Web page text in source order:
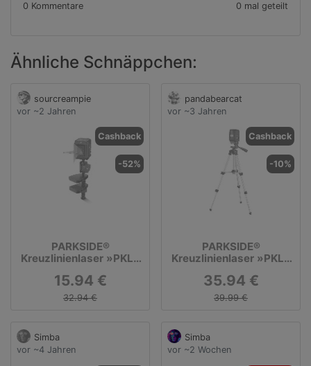
0 Kommentare 0 mal geteilt
Ähnliche Schnäppchen:
sourcreampie
vor ~2 Jahren
Cashback
-52%
PARKSIDE®
Kreuzlinienlaser »PKLL
15.94 €
32.94 €
pandabearcat
vor ~3 Jahren
Cashback
-10%
PARKSIDE®
Kreuzlinienlaser »PKLL
35.94 €
39.99 €
Simba
vor ~4 Jahren
Simba
vor ~2 Wochen